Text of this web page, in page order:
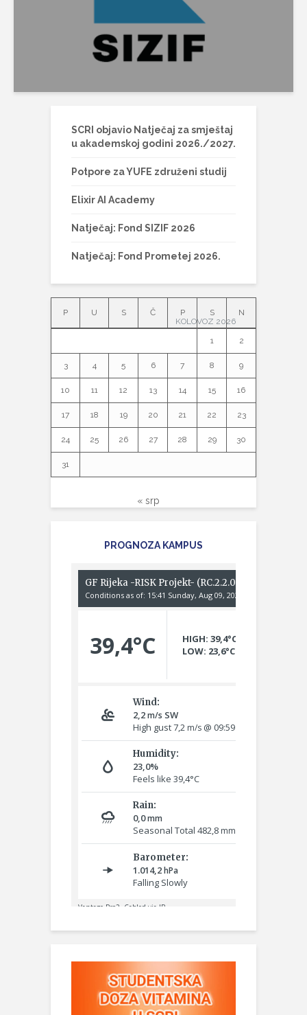
SCRI objavio Natječaj za smještaj
u akademskoj godini 2026./2027.
Potpore za YUFE združeni studij
Elixir AI Academy
Natječaj: Fond SIZIF 2026
Natječaj: Fond Prometej 2026.
KOLOVOZ 2026
P U S Č P S N
1 2
3 4 5 6 7 8 9
10 11 12 13 14 15 16
17 18 19 20 21 22 23
24 25 26 27 28 29 30
31
« srp
PROGNOZA KAMPUS